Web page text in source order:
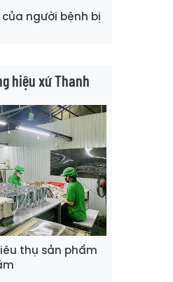
người bệnh bị
hiệu xứ Thanh
thụ sản phẩm